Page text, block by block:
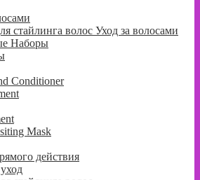
стайлинга волос Уход за волосами
Наборы
Conditioner
Mask
действия